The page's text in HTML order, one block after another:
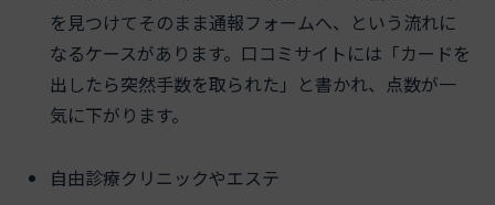
を見つけてそのまま通報フォームへ、という流れに
なるケースがあります。口コミサイトには「カードを
出したら突然手数を取られた」と書かれ、点数が一
気に下がります。
自由診療クリニックやエステ